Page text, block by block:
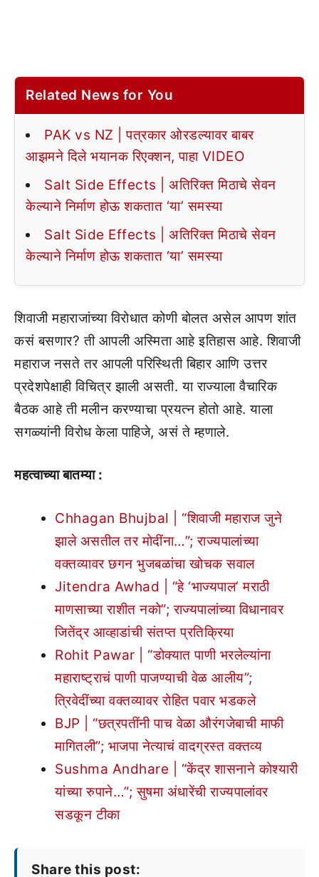
Related News for You
PAK vs NZ | पत्रकार ओरडल्यावर बाबर
आझमने दिले भयानक रिएक्शन, पाहा VIDEO
Salt Side Effects | अतिरिक्त मिठाचे सेवन
केल्याने निर्माण होऊ शकतात ‘या’ समस्या
Salt Side Effects | अतिरिक्त मिठाचे सेवन
केल्याने निर्माण होऊ शकतात ‘या’ समस्या
शिवाजी महाराजांच्या विरोधात कोणी बोलत असेल आपण शांत
कसं बसणार? ती आपली अस्मिता आहे इतिहास आहे. शिवाजी
महाराज नसते तर आपली परिस्थिती बिहार आणि उत्तर
प्रदेशपेक्षाही विचित्र झाली असती. या राज्याला वैचारिक
बैठक आहे ती मलीन करण्याचा प्रयत्न होतो आहे. याला
सगळ्यांनी विरोध केला पाहिजे, असं ते म्हणाले.
महत्वाच्या बातम्या :
Chhagan Bhujbal | “शिवाजी महाराज जुने
झाले असतील तर मोदींना…”; राज्यपालांच्या
वक्तव्यावर छगन भुजबळांचा खोचक सवाल
Jitendra Awhad | “हे ‘भाज्यपाल’ मराठी
माणसाच्या राशीत नको”; राज्यपालांच्या विधानावर
जितेंद्र आव्हाडांची संतप्त प्रतिक्रिया
Rohit Pawar | “डोक्यात पाणी भरलेल्यांना
महाराष्ट्राचं पाणी पाजण्याची वेळ आलीय”;
त्रिवेदींच्या वक्तव्यावर रोहित पवार भडकले
BJP | “छत्रपतींनी पाच वेळा औरंगजेबाची माफी
मागितली”; भाजपा नेत्याचं वादग्रस्त वक्तव्य
Sushma Andhare | “केंद्र शासनाने कोश्यारी
यांच्या रुपाने…”; सुषमा अंधारेंची राज्यपालांवर
सडकून टीका
Share this post: